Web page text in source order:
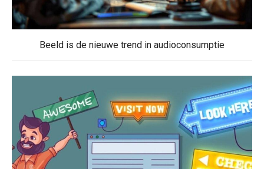
Beeld is de nieuwe trend in audioconsumptie